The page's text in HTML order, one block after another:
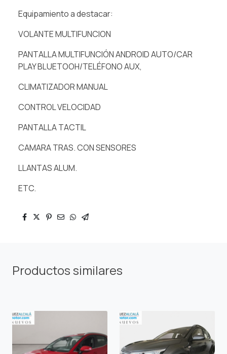
Equipamiento a destacar:
VOLANTE MULTIFUNCION
PANTALLA MULTIFUNCIÓN ANDROID AUTO/CAR
PLAY BLUETOOH/TELÉFONO AUX,
CLIMATIZADOR MANUAL
CONTROL VELOCIDAD
PANTALLA TACTIL
CAMARA TRAS. CON SENSORES
LLANTAS ALUM.
ETC.
Productos similares